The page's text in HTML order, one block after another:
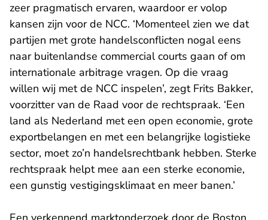
zeer pragmatisch ervaren, waardoor er volop
kansen zijn voor de NCC. ‘Momenteel zien we dat
partijen met grote handelsconflicten nogal eens
naar buitenlandse commercial courts gaan of om
internationale arbitrage vragen. Op die vraag
willen wij met de NCC inspelen’, zegt Frits Bakker,
voorzitter van de Raad voor de rechtspraak. ‘Een
land als Nederland met een open economie, grote
exportbelangen en met een belangrijke logistieke
sector, moet zo’n handelsrechtbank hebben. Sterke
rechtspraak helpt mee aan een sterke economie,
een gunstig vestigingsklimaat en meer banen.’